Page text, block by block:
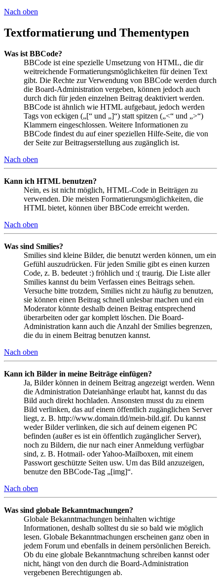
Nach oben
Textformatierung und Thementypen
Was ist BBCode?
BBCode ist eine spezielle Umsetzung von HTML, die dir
weitreichende Formatierungsmöglichkeiten für deinen Text
gibt. Die Rechte zur Verwendung von BBCode werden durch
die Board-Administration vergeben, können jedoch auch
durch dich für jeden einzelnen Beitrag deaktiviert werden.
BBCode ist ähnlich wie HTML aufgebaut, jedoch werden
Tags von eckigen („[“ und „]“) statt spitzen („<“ und „>“)
Klammern eingeschlossen. Weitere Informationen zu
BBCode findest du auf einer speziellen Hilfe-Seite, die von
der Seite zur Beitragserstellung aus zugänglich ist.
Nach oben
Kann ich HTML benutzen?
Nein, es ist nicht möglich, HTML-Code in Beiträgen zu
verwenden. Die meisten Formatierungsmöglichkeiten, die
HTML bietet, können über BBCode erreicht werden.
Nach oben
Was sind Smilies?
Smilies sind kleine Bilder, die benutzt werden können, um ein
Gefühl auszudrücken. Für jeden Smilie gibt es einen kurzen
Code, z. B. bedeutet :) fröhlich und :( traurig. Die Liste aller
Smilies kannst du beim Verfassen eines Beitrags sehen.
Versuche bitte trotzdem, Smilies nicht zu häufig zu benutzen,
sie können einen Beitrag schnell unlesbar machen und ein
Moderator könnte deshalb deinen Beitrag entsprechend
überarbeiten oder gar komplett löschen. Die Board-
Administration kann auch die Anzahl der Smilies begrenzen,
die du in einem Beitrag benutzen kannst.
Nach oben
Kann ich Bilder in meine Beiträge einfügen?
Ja, Bilder können in deinem Beitrag angezeigt werden. Wenn
die Administration Dateianhänge erlaubt hat, kannst du das
Bild auch direkt hochladen. Ansonsten musst du zu einem
Bild verlinken, das auf einem öffentlich zugänglichen Server
liegt, z. B. http://www.domain.tld/mein-bild.gif. Du kannst
weder Bilder verlinken, die sich auf deinem eigenen PC
befinden (außer es ist ein öffentlich zugänglicher Server),
noch zu Bildern, die nur nach einer Anmeldung verfügbar
sind, z. B. Hotmail- oder Yahoo-Mailboxen, mit einem
Passwort geschützte Seiten usw. Um das Bild anzuzeigen,
benutze den BBCode-Tag „[img]“.
Nach oben
Was sind globale Bekanntmachungen?
Globale Bekanntmachungen beinhalten wichtige
Informationen, deshalb solltest du sie so bald wie möglich
lesen. Globale Bekanntmachungen erscheinen ganz oben in
jedem Forum und ebenfalls in deinem persönlichen Bereich.
Ob du eine globale Bekanntmachung schreiben kannst oder
nicht, hängt von den durch die Board-Administration
vergebenen Berechtigungen ab.